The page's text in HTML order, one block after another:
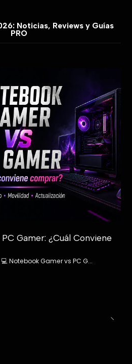
Noticias, Reviews y Guías
PRO
Gamer: ¿Cuál Conviene
💻 Notebook Gamer vs PC G...